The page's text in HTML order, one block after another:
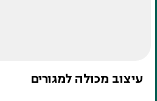
עיצוב מכולה למגורים